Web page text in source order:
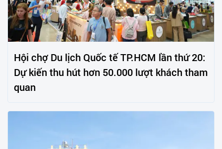
Hội chợ Du lịch Quốc tế TP.HCM lần thứ 20:
Dự kiến thu hút hơn 50.000 lượt khách tham
quan